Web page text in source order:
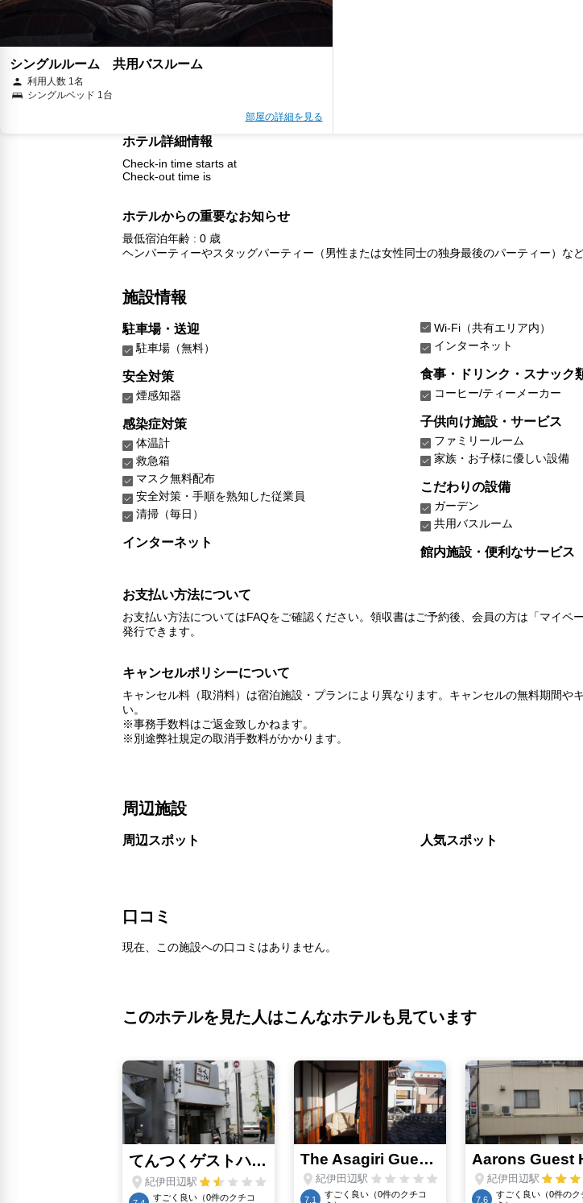
シングルルーム 共用バスルーム
利用人数 1名
シングルベッド 1台
部屋の詳細を見る
ホテル詳細情報
Check-in time starts at
Check-out time is
ホテルからの重要なお知らせ
最低宿泊年齢 : 0 歳
ヘンパーティーやスタッグパーティー（男性または女性同士の独身最後のパーティー）な
施設情報
駐車場・送迎
駐車場（無料）
安全対策
煙感知器
感染症対策
体温計
救急箱
マスク無料配布
安全対策・手順を熟知した従業員
清掃（毎日）
インターネット
Wi-Fi（共有エリア内）
インターネット
食事・ドリンク・スナック
コーヒー/ティーメーカー
子供向け施設・サービス
ファミリールーム
家族・お子様に優しい設備
こだわりの設備
ガーデン
共用バスルーム
館内施設・便利なサービス
お支払い方法について
お支払い方法についてはFAQをご確認ください。領収書はご予約後、会員の方は「マイ
発行できます。
キャンセルポリシーについて
キャンセル料（取消料）は宿泊施設・プランにより異なります。キャンセルの無料期間
い。
※事務手数料はご返金致しかねます。
※別途弊社規定の取消手数料がかかります。
周辺施設
周辺スポット 人気スポット
口コミ
現在、この施設への口コミはありません。
このホテルを見た人はこんなホテルも見ています